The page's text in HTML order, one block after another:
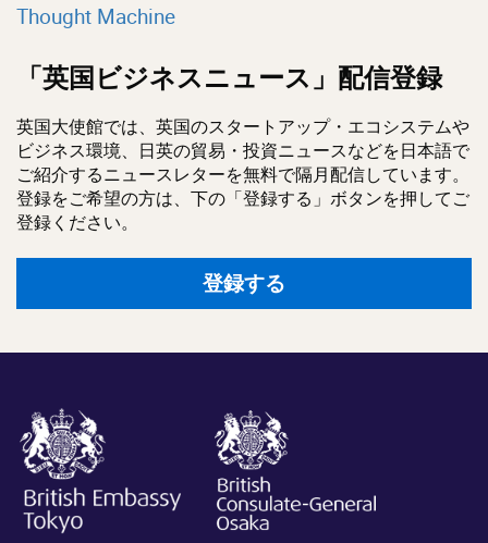
Thought Machine
「英国ビジネスニュース」配信登録
英国大使館では、英国のスタートアップ・エコシステムや
ビジネス環境、日英の貿易・投資ニュースなどを日本語で
ご紹介するニュースレターを無料で隔月配信しています。
登録をご希望の方は、下の「登録する」ボタンを押してご
登録ください。
登録する